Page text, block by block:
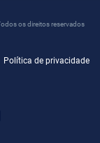
os direitos reservados
Política de privacidade